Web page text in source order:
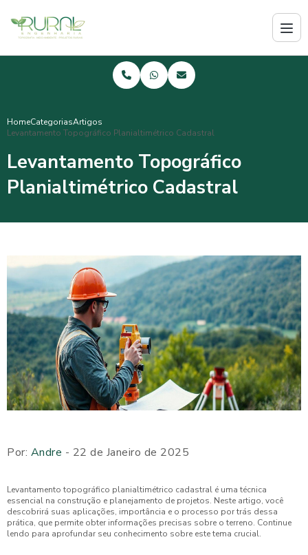
HomeCategoriasArtigos
Levantamento Topográfico Planialtimétrico Cadastral
Levantamento Topográfico
Planialtimétrico Cadastral
Por: Andre - 22 de Janeiro de 2025
Levantamento topográfico planialtimétrico cadastral é uma técnica
essencial na construção e planejamento de projetos. Neste artigo, você
descobrirá suas aplicações, importância e o processo por trás dessa
prática, que permite obter informações precisas sobre o terreno. Continue
lendo para aprofundar seu conhecimento sobre este tema crucial.